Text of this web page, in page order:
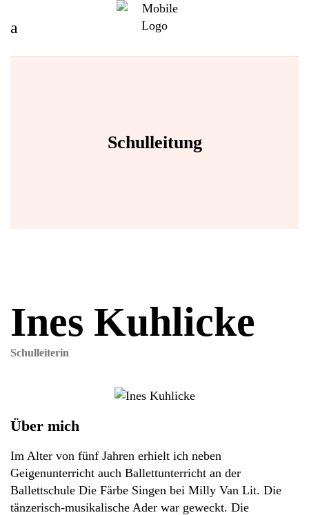
Schulleitung
Ines Kuhlicke
Schulleiterin
Über mich
Im Alter von fünf Jahren erhielt ich neben
Geigenunterricht auch Ballettunterricht an der
Ballettschule Die Färbe Singen bei Milly Van Lit. Die
tänzerisch-musikalische Ader war geweckt. Die